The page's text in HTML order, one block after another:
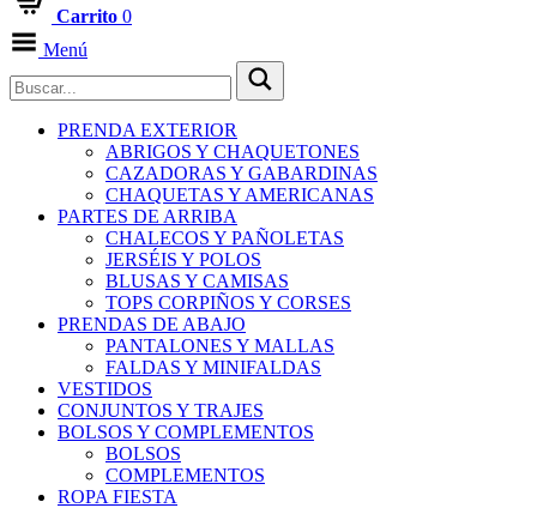
Carrito 0
Menú
PRENDA EXTERIOR
ABRIGOS Y CHAQUETONES
CAZADORAS Y GABARDINAS
CHAQUETAS Y AMERICANAS
PARTES DE ARRIBA
CHALECOS Y PAÑOLETAS
JERSÉIS Y POLOS
BLUSAS Y CAMISAS
TOPS CORPIÑOS Y CORSES
PRENDAS DE ABAJO
PANTALONES Y MALLAS
FALDAS Y MINIFALDAS
VESTIDOS
CONJUNTOS Y TRAJES
BOLSOS Y COMPLEMENTOS
BOLSOS
COMPLEMENTOS
ROPA FIESTA